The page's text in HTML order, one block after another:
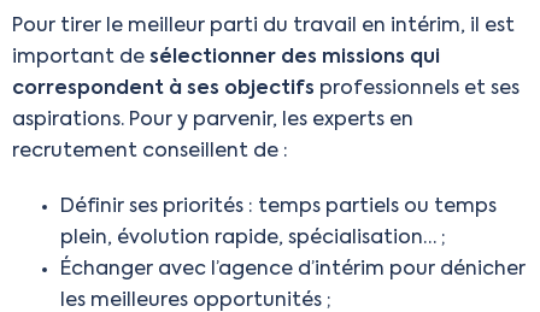
Pour tirer le meilleur parti du travail en intérim, il est
important de sélectionner des missions qui
correspondent à ses objectifs professionnels et ses
aspirations. Pour y parvenir, les experts en
recrutement conseillent de :
Définir ses priorités : temps partiels ou temps
plein, évolution rapide, spécialisation… ;
Échanger avec l’agence d’intérim pour dénicher
les meilleures opportunités ;